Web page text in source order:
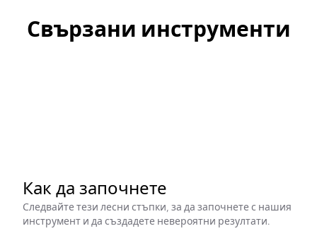
Свързани инструменти
Как да започнете
Следвайте тези лесни стъпки, за да започнете с нашия
инструмент и да създадете невероятни резултати.